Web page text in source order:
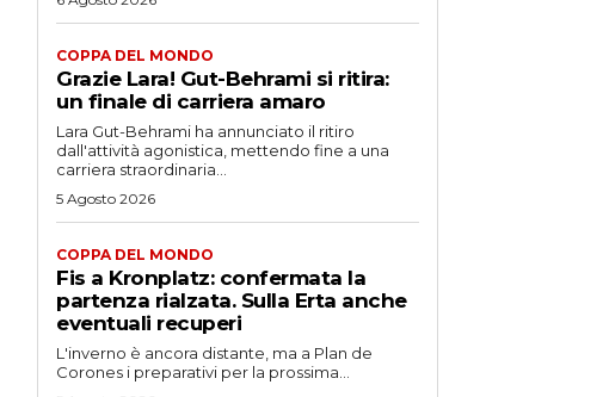
COPPA DEL MONDO
Grazie Lara! Gut-Behrami si ritira:
un finale di carriera amaro
Lara Gut-Behrami ha annunciato il ritiro
dall'attività agonistica, mettendo fine a una
carriera straordinaria...
5 Agosto 2026
COPPA DEL MONDO
Fis a Kronplatz: confermata la
partenza rialzata. Sulla Erta anche
eventuali recuperi
L'inverno è ancora distante, ma a Plan de
Corones i preparativi per la prossima...